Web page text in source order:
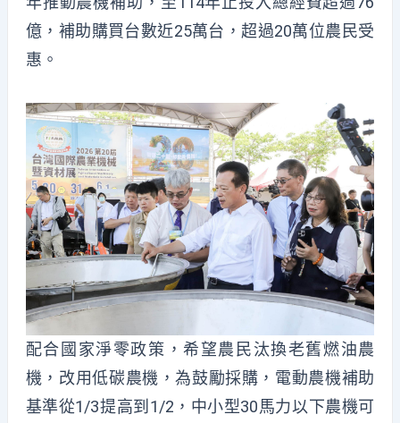
億，補助購買台數近25萬台，超過20萬位農民受
惠。
配合國家淨零政策，希望農民汰換老舊燃油農
機，改用低碳農機，為鼓勵採購，電動農機補助
基準從1/3提高到1/2，中小型30馬力以下農機可